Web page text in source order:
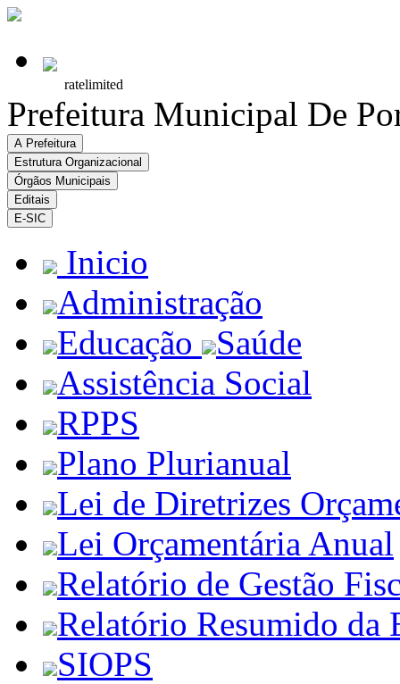
Prefeitura Municipal De
A Prefeitura
Estrutura Organizacional
Órgãos Municipais
Editais
E-SIC
Inicio
Administração
Educação
Saúde
Assistência Social
RPPS
Plano Plurianual
Lei de Diretrizes
Lei Orçamentária Anual
Relatório de Gestão
Relatório Resumido da
SIOPS